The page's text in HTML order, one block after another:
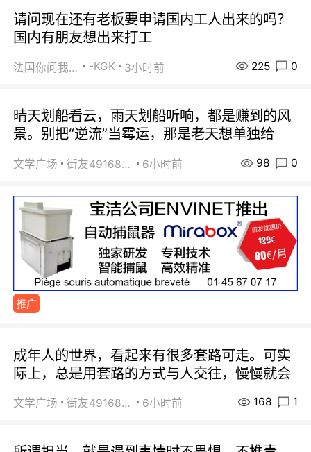
请问现在还有老板要申请国内工人出来的吗？
国内有朋友想出来打工
法国你问我答 -KGK 3小时前 225 0
晴天划船看云，雨天划船听响，都是赚到的风
景。别把“逆流”当霉运，那是老天想单独给
文学广场 街友49168527 6小时前 98 0
推广
成年人的世界，看起来有很多套路可走。可实
际上，总是用套路的方式与人交往，慢慢就会
文学广场 街友49168527 6小时前 168 1